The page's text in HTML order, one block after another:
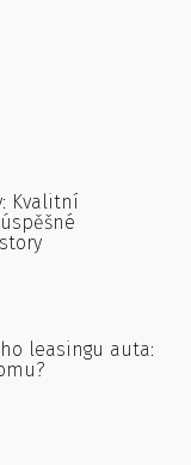
Kvalitní
leasingu auta: